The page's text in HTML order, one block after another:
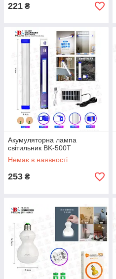
221 ₴
Акумуляторна лампа
світильник BK-500T
Немає в наявності
253 ₴